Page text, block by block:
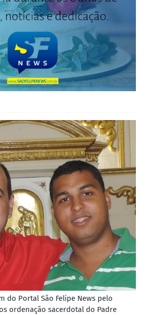
do Portal São Felipe News pelo
ordenação sacerdotal do Padre